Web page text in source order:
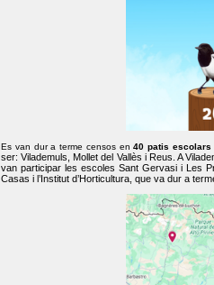
Es van dur a terme censos en40 patis escolars
ser: Vilademuls, Mollet del Vallès i Reus. A
van participar les escoles Sant Gervasi i Les
Casas i l’Institut d’Horticultura, que va dur a